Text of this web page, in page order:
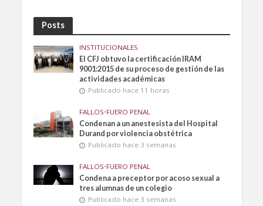
Posts
INSTITUCIONALES
El CFJ obtuvo la certificación IRAM
9001:2015 de su proceso de gestión de las
actividades académicas
Publicado hace 11 horas
FALLOS•FUERO PENAL
Condenan a un anestesista del Hospital
Durand por violencia obstétrica
Publicado hace 3 semanas
FALLOS•FUERO PENAL
Condena a preceptor por acoso sexual a
tres alumnas de un colegio
Publicado hace 3 semanas